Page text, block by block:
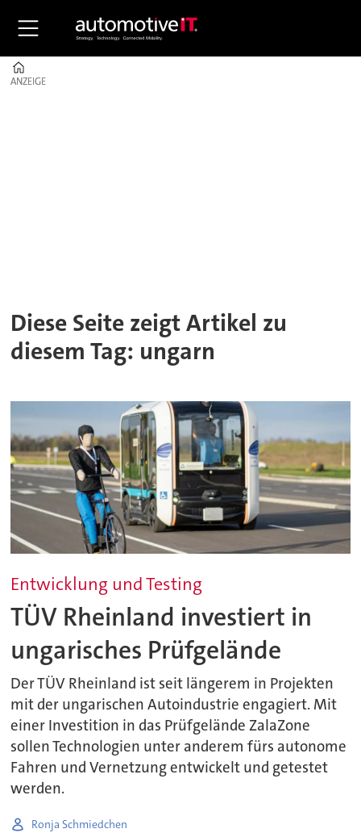
ANZEIGE
ANZEIGE
Diese Seite zeigt Artikel zu
diesem Tag: ungarn
Entwicklung und Testing
TÜV Rheinland investiert in
ungarisches Prüfgelände
Der TÜV Rheinland ist seit längerem in Projekten
mit der ungarischen Autoindustrie engagiert. Mit
einer Investition in das Prüfgelände ZalaZone
sollen Technologien unter anderem fürs autonome
Fahren und Vernetzung entwickelt und getestet
werden.
Ronja Schmiedchen